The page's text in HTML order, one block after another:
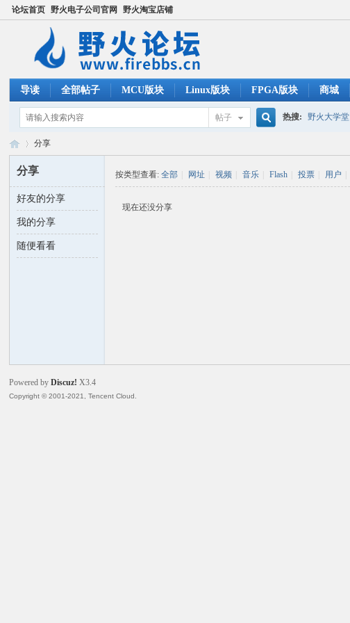
论坛首页 野火电子公司官网 野火淘宝店铺
导读 全部帖子 MCU版块 Linux版块 FPGA版块 商城
帖子 热搜: 野火大学堂
野 ›
分享
分享
好友的分享
我的分享
随便看看
按类型查看:全部 网址 视频 音乐 Flash 投票 用户
现在还没分享
Powered byDiscuz! X3.4
Copyright © 2001-2021, Tencent Cloud.